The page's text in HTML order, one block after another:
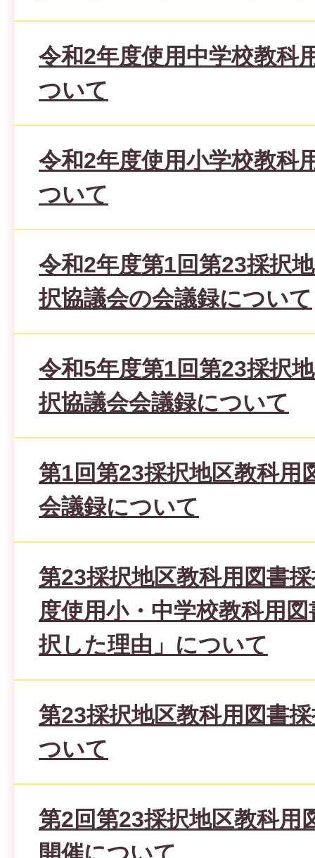
令和2年度使用中学校教科
ついて
令和2年度使用小学校教科
ついて
令和2年度第1回第23採択
択協議会の会議録について
令和5年度第1回第23採択
択協議会会議録について
第1回第23採択地区教科用
会議録について
第23採択地区教科用図書
度使用小・中学校教科用
択した理由」について
第23採択地区教科用図書
ついて
第2回第23採択地区教科用